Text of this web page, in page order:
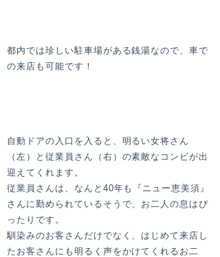
都内では珍しい駐車場がある銭湯なので、車で
の来店も可能です！
自動ドアの入口を入ると、明るい女将さん
（左）と従業員さん（右）の素敵なコンビが出
迎えてくれます。
従業員さんは、なんと40年も『ニュー恵美須』
さんに勤められているそうで、お二人の息はぴ
ったりです。
馴染みのお客さんだけでなく、はじめて来店し
たお客さんにも明るく声をかけてくれるお二